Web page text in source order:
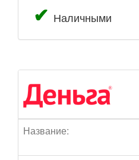
Наличными
Название: